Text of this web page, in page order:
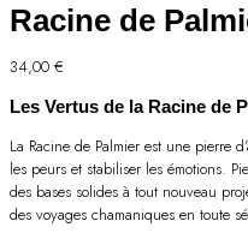
Racine de
34,00 €
Les Vertus de la Racine de
La Racine de Palmier est une pierre
les peurs et stabiliser les émotions.
des bases solides à tout nouveau
des voyages chamaniques en toute